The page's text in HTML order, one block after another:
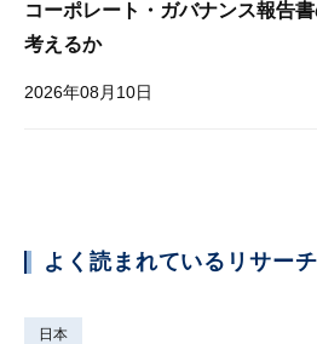
コーポレート・ガバナンス報告
考えるか
2026年08月10日
よく読まれているリサー
日本